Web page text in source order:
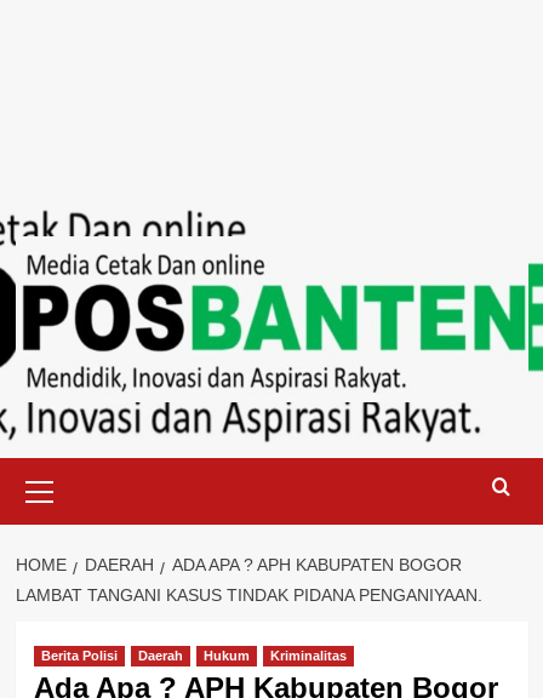
to
content
Menu
HOME DAERAH
ADA APA ? APH KABUPATEN BOGOR
LAMBAT TANGANI KASUS TINDAK PIDANA PENGANIYAAN.
Berita Polisi Daerah Hukum Kriminalitas
Ada Apa ? APH Kabupaten Bogor